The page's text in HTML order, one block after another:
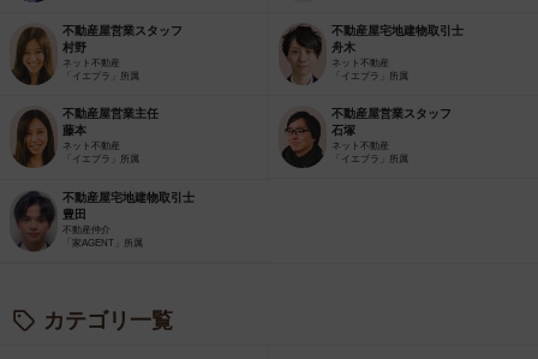
不動産屋営業スタッフ
村野
ネット不動産
「イエプラ」所属
不動産屋宅地建物取引士
舟木
ネット不動産
「イエプラ」所属
不動産屋営業主任
藤本
ネット不動産
「イエプラ」所属
不動産屋営業スタッフ
石塚
ネット不動産
「イエプラ」所属
不動産屋宅地建物取引士
豊田
不動産仲介
「家AGENT」所属
カテゴリ一覧